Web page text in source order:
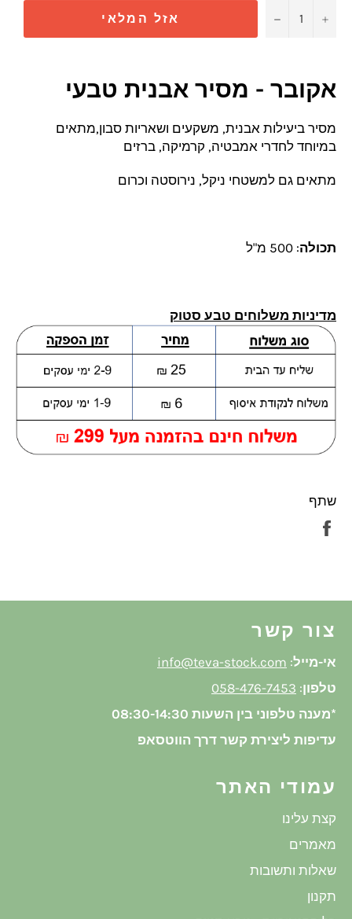
− + אזל המלאי
אקובר - מסיר אבנית טבעי
מסיר ביעילות אבנית, משקעים ושאריות סבון,מתאים
במיוחד לחדרי אמבטיה, קרמיקה, ברזים
מתאים גם למשטחי ניקל, נירוסטה וכרום
תכולה: 500 מ"ל
מדיניות משלוחים טבע סטוק
שתף
צור קשר
אי-מייל:
info@teva-stock.com
טלפון:
058-476-7453
*מענה טלפוני בין השעות 08:30-14:30
עדיפות ליצירת קשר דרך הווטסאפ
עמודי האתר
קצת עלינו
מאמרים
שאלות ותשובות
תקנון